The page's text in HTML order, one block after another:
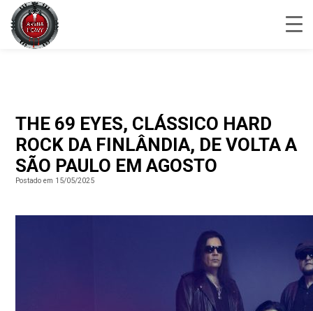
THE 69 EYES, CLÁSSICO HARD
ROCK DA FINLÂNDIA, DE VOLTA A
SÃO PAULO EM AGOSTO
Postado em 15/05/2025